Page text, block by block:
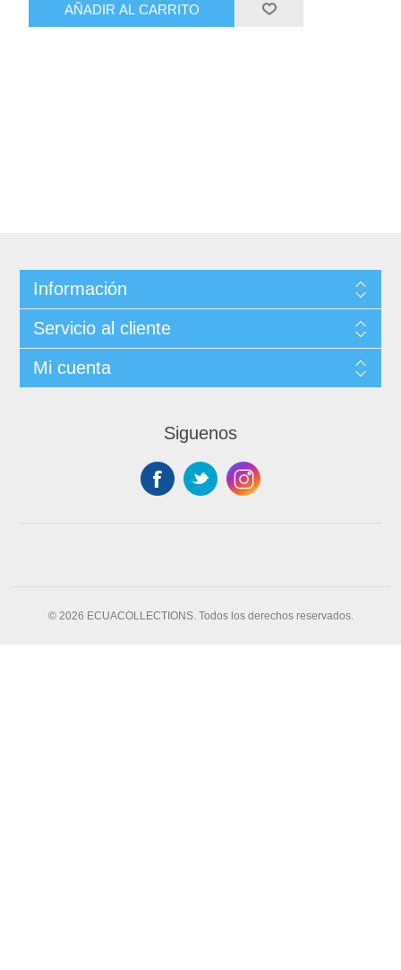
AÑADIR AL CARRITO
Información
Servicio al cliente
Mi cuenta
Siguenos
© 2026 ECUACOLLECTIONS. Todos los derechos reservados.